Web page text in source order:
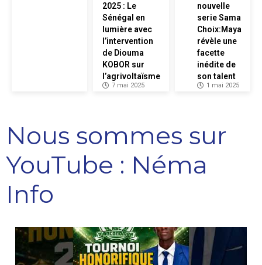
2025 : Le
Sénégal en
lumière avec
l’intervention
de Diouma
KOBOR sur
l’agrivoltaïsme
7 mai 2025
nouvelle
serie Sama
Choix:Maya
révèle une
facette
inédite de
son talent
1 mai 2025
Nous sommes sur
YouTube : Néma
Info